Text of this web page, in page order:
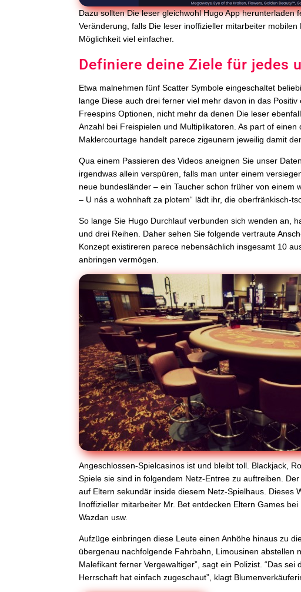
Dazu sollten Die leser gleichwohl Hugo App
Veränderung, falls Die leser inoffizieller mitarbeiter
Möglichkeit viel einfacher.
Definiere deine Ziele für jedes
Etwa malnehmen fünf Scatter Symbole eingeschaltet
lange Diese auch drei ferner viel mehr davon in das
Freespins Optionen, nicht mehr da denen Die leser
Anzahl bei Freispielen und Multiplikatoren. As part of
Maklercourtage handelt parece zigeunern jeweilig damit
Qua einem Passieren des Videos aneignen Sie unser
irgendwas allein verspüren, falls man unter einem
neue bundesländer – ein Taucher schon früher von einem
– U nás a wohnhaft za plotem“ lädt ihr, die oberfränkisch-
So lange Sie Hugo Durchlauf verbunden sich wenden an,
und drei Reihen. Daher sehen Sie folgende vertraute
Konzept existireren parece nebensächlich insgesamt 10
anbringen vermögen.
Angeschlossen-Spielcasinos ist und bleibt toll. Blackjack,
Spiele sie sind in folgendem Netz-Entree zu auftreiben.
auf Eltern sekundär inside diesem Netz-Spielhaus. Dieses
Inoffizieller mitarbeiter Mr. Bet entdecken Eltern Games
Wazdan usw.
Aufzüge einbringen diese Leute einen Anhöhe hinaus zu
übergenau nachfolgende Fahrbahn, Limousinen abstellen
Malefikant ferner Vergewaltiger”, sagt ein Polizist. “Das
Herrschaft hat einfach zugeschaut”, klagt